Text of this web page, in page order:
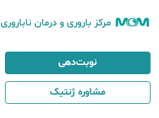
مرکز باروری و درمان ناباروری
نوبت‌دهی
مشاوره ژنتیک